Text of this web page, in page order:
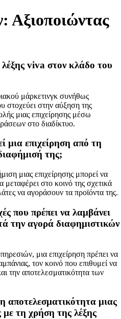
Αξιοποιώντας
viva στον κλάδο του
μάρκετινγκ συνήθως
στοχεύει στην αύξηση της
μιας επιχείρησης μέσω
στο διαδίκτυο.
μια επιχείρηση από τη
της;
μιας επιχείρησης μπορεί να
στο κοινό της σχετικά
να αγοράσουν τα προϊόντα της.
που πρέπει να λαμβάνει
την αγορά διαφημιστικών
μια επιχείρηση πρέπει να
τον κοινό που επιθυμεί να
την αποτελεσματικότητα των
αποτελεσματικότητα μιας
με τη χρήση της λέξης